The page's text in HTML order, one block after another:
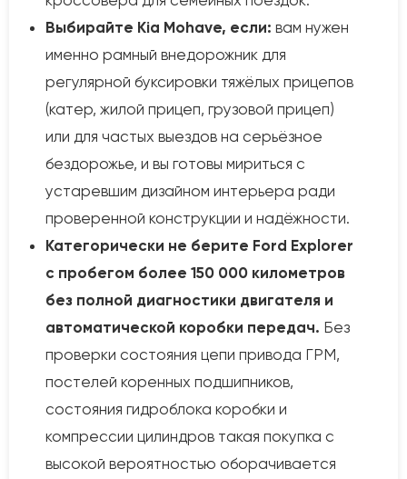
Выбирайте Kia Mohave, если: вам нужен
именно рамный внедорожник для
регулярной буксировки тяжёлых прицепов
(катер, жилой прицеп, грузовой прицеп)
или для частых выездов на серьёзное
бездорожье, и вы готовы мириться с
устаревшим дизайном интерьера ради
проверенной конструкции и надёжности.
Категорически не берите Ford Explorer
с пробегом более 150 000 километров
без полной диагностики двигателя и
автоматической коробки передач. Без
проверки состояния цепи привода ГРМ,
постелей коренных подшипников,
состояния гидроблока коробки и
компрессии цилиндров такая покупка с
высокой вероятностью оборачивается